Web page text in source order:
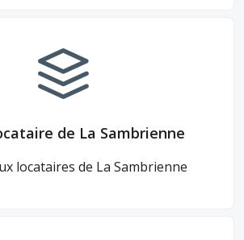
de La Sambrienne
locataires de La Sambrienne